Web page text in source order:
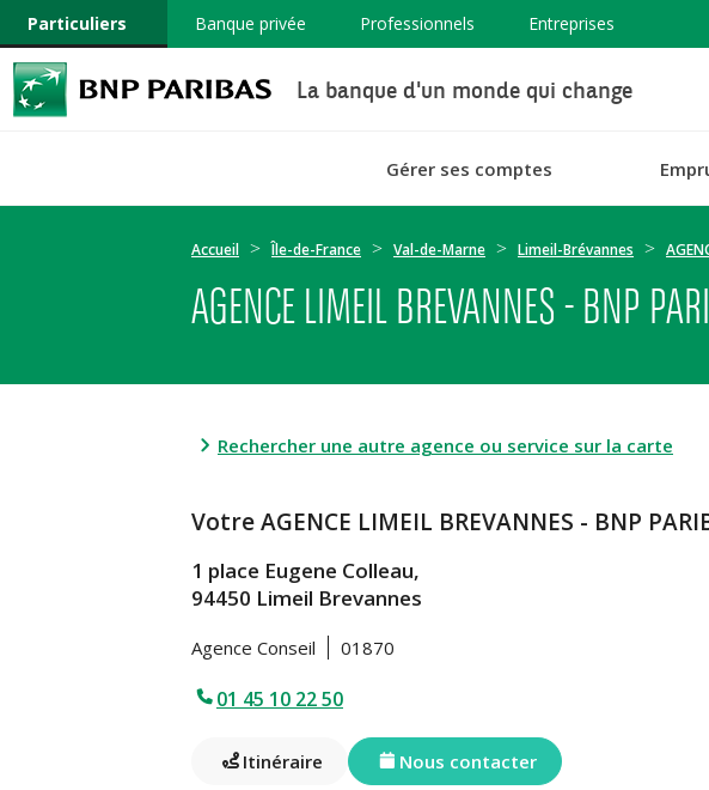
Particuliers Banque privée Professionnels Entreprises
La banque d'un monde qui change
Gérer ses comptes
Accueil Île-de-France Val-de-Marne Limeil-Brévannes
AGENCE LIMEIL BREVANNES - BNP
Rechercher une autre agence ou service sur la carte
Votre AGENCE LIMEIL BREVANNES - BNP
1 place Eugene Colleau,
94450 Limeil Brevannes
Agence Conseil 01870
01 45 10 22 50
Itinéraire Nous contacter